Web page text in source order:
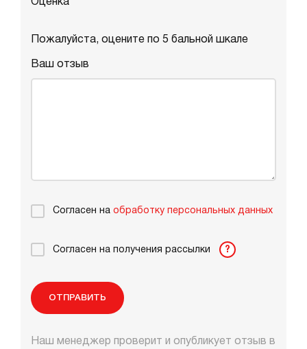
Оценка
Пожалуйста, оцените по 5 бальной шкале
Ваш отзыв
Согласен на обработку персональных данных
Согласен на получения рассылки ?
ОТПРАВИТЬ
Наш менеджер проверит и опубликует отзыв в